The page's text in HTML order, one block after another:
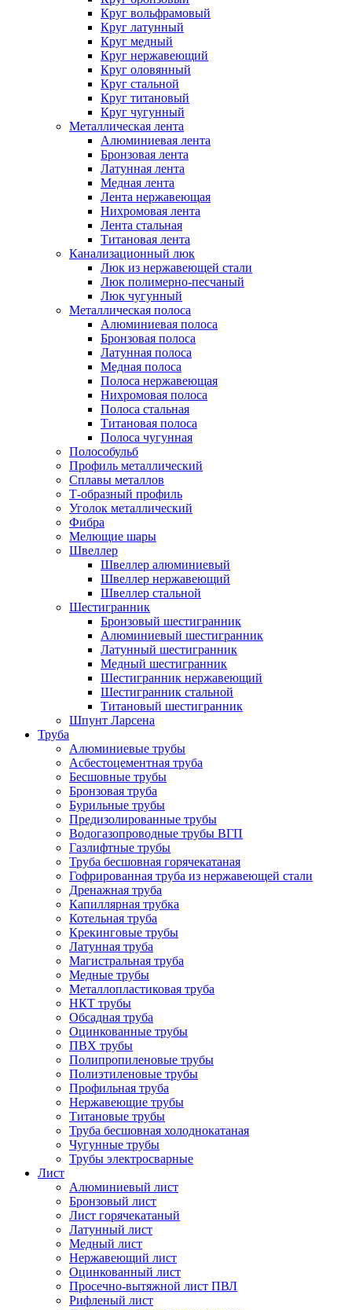
Круг вольфрамовый
Круг латунный
Круг медный
Круг нержавеющий
Круг оловянный
Круг стальной
Круг титановый
Круг чугунный
Металлическая лента
Алюминиевая лента
Бронзовая лента
Латунная лента
Медная лента
Лента нержавеющая
Нихромовая лента
Лента стальная
Титановая лента
Канализационный люк
Люк из нержавеющей стали
Люк полимерно-песчаный
Люк чугунный
Металлическая полоса
Алюминиевая полоса
Бронзовая полоса
Латунная полоса
Медная полоса
Полоса нержавеющая
Нихромовая полоса
Полоса стальная
Титановая полоса
Полоса чугунная
Полособульб
Профиль металлический
Сплавы металлов
Т-образный профиль
Уголок металлический
Фибра
Мелющие шары
Швеллер
Швеллер алюминиевый
Швеллер нержавеющий
Швеллер стальной
Шестигранник
Бронзовый шестигранник
Алюминиевый шестигранник
Латунный шестигранник
Медный шестигранник
Шестигранник нержавеющий
Шестигранник стальной
Титановый шестигранник
Шпунт Ларсена
Труба
Алюминиевые трубы
Асбестоцементная труба
Бесшовные трубы
Бронзовая труба
Бурильные трубы
Предизолированные трубы
Водогазопроводные трубы ВГП
Газлифтные трубы
Труба бесшовная горячекатаная
Гофрированная труба из нержавеющей стали
Дренажная труба
Капиллярная трубка
Котельная труба
Крекинговые трубы
Латунная труба
Магистральная труба
Медные трубы
Металлопластиковая труба
НКТ трубы
Обсадная труба
Оцинкованные трубы
ПВХ трубы
Полипропиленовые трубы
Полиэтиленовые трубы
Профильная труба
Нержавеющие трубы
Титановые трубы
Труба бесшовная холоднокатаная
Чугунные трубы
Трубы электросварные
Лист
Алюминиевый лист
Бронзовый лист
Лист горячекатаный
Латунный лист
Медный лист
Нержавеющий лист
Оцинкованный лист
Просечно-вытяжной лист ПВЛ
Рифленый лист